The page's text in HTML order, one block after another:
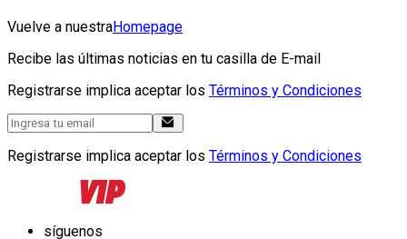
Vuelve a nuestraHomepage
Recibe las últimas noticias en tu casilla de E-mail
Registrarse implica aceptar los Términos y Condiciones
Registrarse implica aceptar los Términos y Condiciones
síguenos